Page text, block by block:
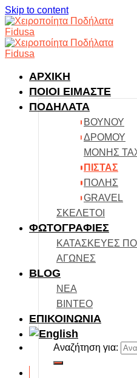
Skip to content
ΑΡΧΙΚΗ
ΠΟΙΟΙ ΕΙΜΑΣΤΕ
ΠΟΔΗΛΑΤΑ
ΒΟΥΝΟΥ
ΔΡΟΜΟΥ
ΜΟΝΗΣ
ΠΙΣΤΑΣ
ΠΟΛΗΣ
GRAVEL
ΣΚΕΛΕΤΟΙ
ΦΩΤΟΓΡΑΦΙΕΣ
ΚΑΤΑΣΚΕΥΕΣ
ΑΓΩΝΕΣ
BLOG
ΝΕΑ
ΒΙΝΤΕΟ
ΕΠΙΚΟΙΝΩΝΙΑ
Αναζήτηση για: